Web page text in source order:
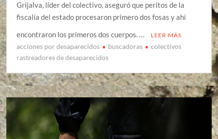
Grijalva, líder del colectivo, aseguró que peritos de la
fiscalía del estado procesaron primero dos fosas y ahí
encontraron los primeros dos cuerpos. …
LEER MÁS
acciones por desaparecidos buscadoras
colectivos
rastreadores de desaparecidos